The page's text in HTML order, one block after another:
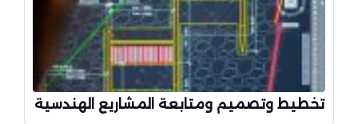
تخطيط وتصميم ومتابعة المشاريع الهندسية